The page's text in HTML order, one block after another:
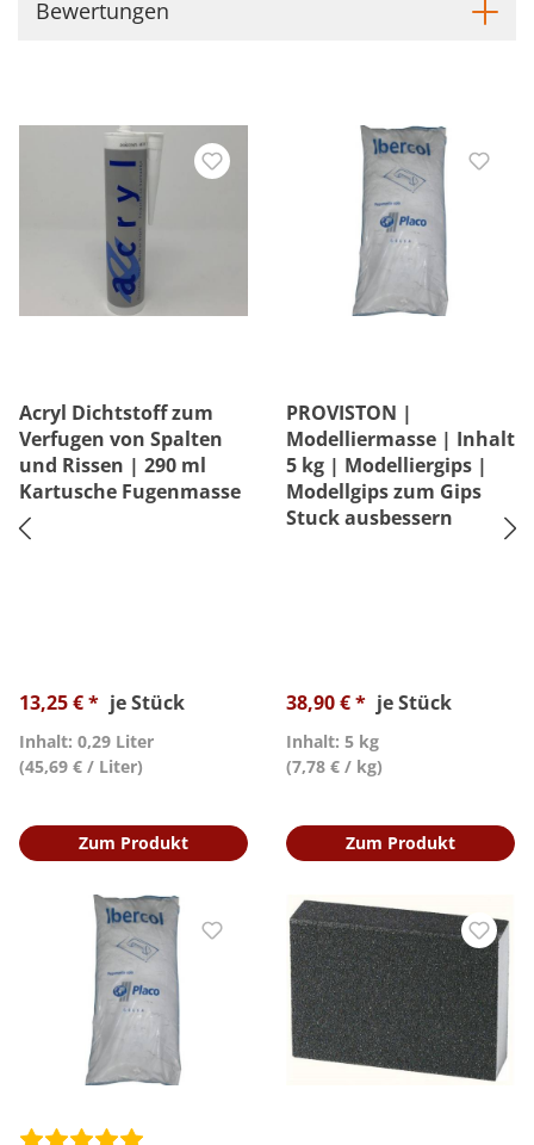
Bewertungen
Acryl Dichtstoff zum
Verfugen von Spalten
und Rissen | 290 ml
Kartusche Fugenmasse
13,25 € * je Stück
Inhalt: 0,29 Liter
(45,69 € / Liter)
Zum Produkt
PROVISTON |
Modelliermasse | Inhalt
5 kg | Modelliergips |
Modellgips zum Gips
Stuck ausbessern
38,90 € * je Stück
Inhalt: 5 kg
(7,78 € / kg)
Zum Produkt